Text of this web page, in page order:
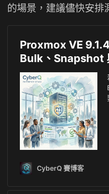
的場景，建議儘快安排